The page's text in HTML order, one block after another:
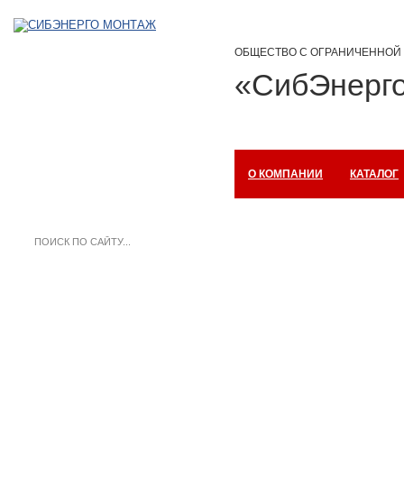
ОБЩЕСТВО С
О КОМПАНИИ КАТАЛОГ